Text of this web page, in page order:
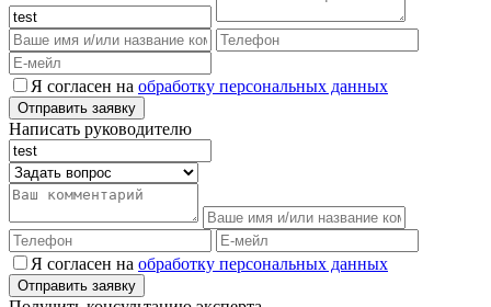
Я согласен на обработку персональных данных
Написать руководителю
Я согласен на обработку персональных данных